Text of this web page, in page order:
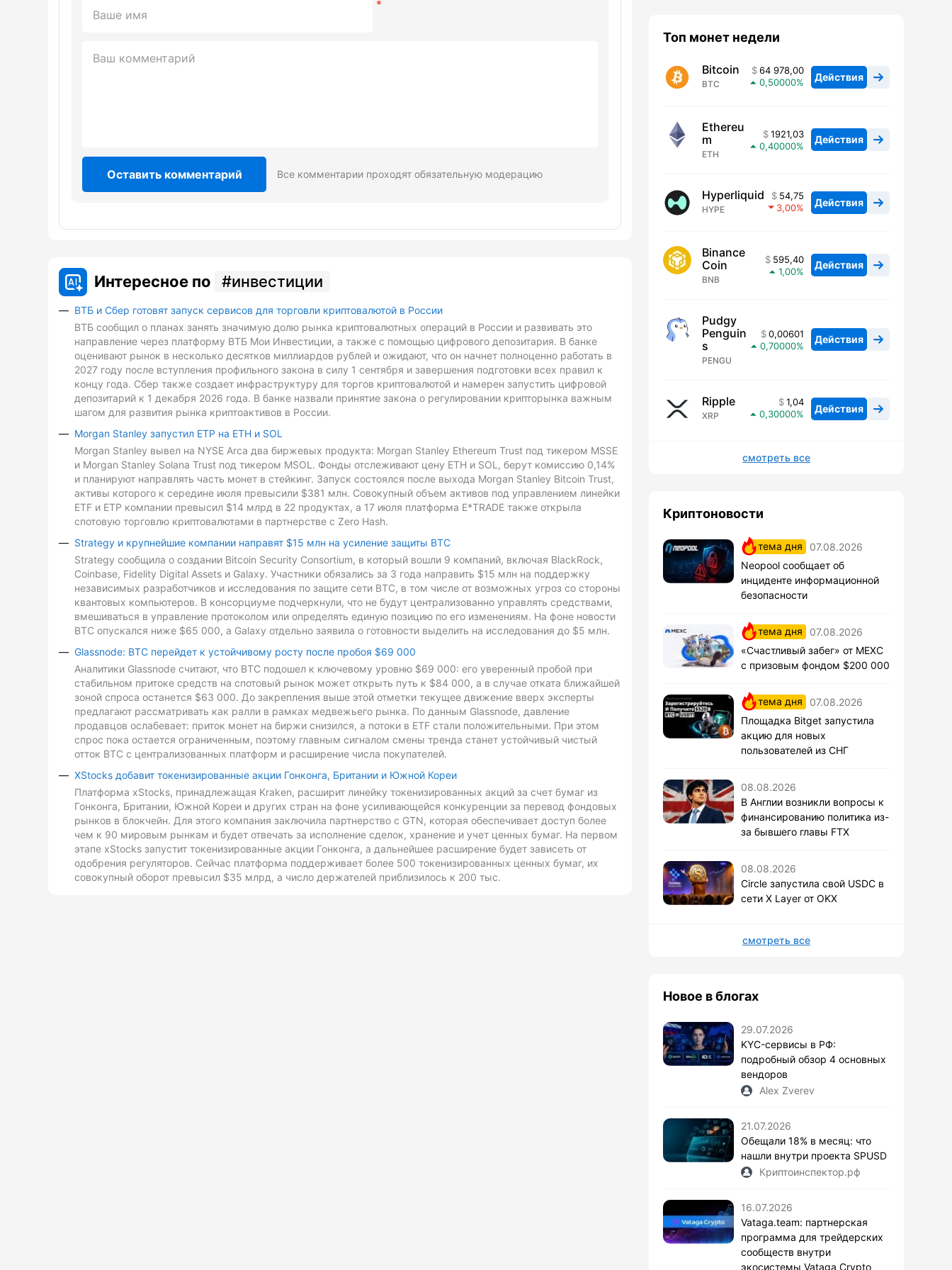
Оставить комментарий Все комментарии проходят обязательную модерацию
Интересное по инвестиции
ВТБ и Сбер готовят запуск сервисов для торговли криптовалютой в России
ВТБ сообщил о планах занять значимую долю рынка криптовалютных операций в России и развивать это
направление через платформу ВТБ Мои Инвестиции, а также с помощью цифрового депозитария. В банке
оценивают рынок в несколько десятков миллиардов рублей и ожидают, что он начнет полноценно работать в
2027 году после вступления профильного закона в силу 1 сентября и завершения подготовки всех правил к
концу года. Сбер также создает инфраструктуру для торгов криптовалютой и намерен запустить цифровой
депозитарий к 1 декабря 2026 года. В банке назвали принятие закона о регулировании крипторынка важным
шагом для развития рынка криптоактивов в России.
Morgan Stanley запустил ETP на ETH и SOL
Morgan Stanley вывел на NYSE Arca два биржевых продукта: Morgan Stanley Ethereum Trust под тикером MSSE
и Morgan Stanley Solana Trust под тикером MSOL. Фонды отслеживают цену ETH и SOL, берут комиссию 0,14%
и планируют направлять часть монет в стейкинг. Запуск состоялся после выхода Morgan Stanley Bitcoin Trust,
активы которого к середине июля превысили $381 млн. Совокупный объем активов под управлением линейки
ETF и ETP компании превысил $14 млрд в 22 продуктах, а 17 июля платформа E*TRADE также открыла
спотовую торговлю криптовалютами в партнерстве с Zero Hash.
Strategy и крупнейшие компании направят $15 млн на усиление защиты BTC
Strategy сообщила о создании Bitcoin Security Consortium, в который вошли 9 компаний, включая BlackRock,
Coinbase, Fidelity Digital Assets и Galaxy. Участники обязались за 3 года направить $15 млн на поддержку
независимых разработчиков и исследования по защите сети BTC, в том числе от возможных угроз со стороны
квантовых компьютеров. В консорциуме подчеркнули, что не будут централизованно управлять средствами,
вмешиваться в управление протоколом или определять единую позицию по его изменениям. На фоне новости
BTC опускался ниже $65 000, а Galaxy отдельно заявила о готовности выделить на исследования до $5 млн.
Glassnode: BTC перейдет к устойчивому росту после пробоя $69 000
Аналитики Glassnode считают, что BTC подошел к ключевому уровню $69 000: его уверенный пробой при
стабильном притоке средств на спотовый рынок может открыть путь к $84 000, а в случае отката ближайшей
зоной спроса останется $63 000. До закрепления выше этой отметки текущее движение вверх эксперты
предлагают рассматривать как ралли в рамках медвежьего рынка. По данным Glassnode, давление
продавцов ослабевает: приток монет на биржи снизился, а потоки в ETF стали положительными. При этом
спрос пока остается ограниченным, поэтому главным сигналом смены тренда станет устойчивый чистый
отток BTC с централизованных платформ и расширение числа покупателей.
XStocks добавит токенизированные акции Гонконга, Британии и Южной Кореи
Платформа xStocks, принадлежащая Kraken, расширит линейку токенизированных акций за счет бумаг из
Гонконга, Британии, Южной Кореи и других стран на фоне усиливающейся конкуренции за перевод фондовых
рынков в блокчейн. Для этого компания заключила партнерство с GTN, которая обеспечивает доступ более
чем к 90 мировым рынкам и будет отвечать за исполнение сделок, хранение и учет ценных бумаг. На первом
этапе xStocks запустит токенизированные акции Гонконга, а дальнейшее расширение будет зависеть от
одобрения регуляторов. Сейчас платформа поддерживает более 500 токенизированных ценных бумаг, их
совокупный оборот превысил $35 млрд, а число держателей приблизилось к 200 тыс.
Топ монет недели
Bitcoin
BTC
64 978,00
0,50000
Действия
Ethereu
m
ETH
1921,03
0,40000
Действия
Hyperliquid
HYPE
54,75
3,00
Действия
Binance
Coin
BNB
595,40
1,00
Действия
Pudgy
Penguin
s
PENGU
0,00601
0,70000
Действия
Ripple
XRP
1,04
0,30000
Действия
смотреть все
Криптоновости
тема дня
07.08.2026
Neopool сообщает об
инциденте информационной
безопасности
тема дня
07.08.2026
«Счастливый забег» от MEXC
с призовым фондом $200 000
тема дня
07.08.2026
Площадка Bitget запустила
акцию для новых
пользователей из СНГ
08.08.2026
В Англии возникли вопросы к
финансированию политика из-
за бывшего главы FTX
08.08.2026
Circle запустила свой USDC в
сети X Layer от OKX
смотреть все
Новое в блогах
29.07.2026
KYC-сервисы в РФ:
подробный обзор 4 основных
вендоров
Alex Zverev
21.07.2026
Обещали 18% в месяц: что
нашли внутри проекта SPUSD
Криптоинспектор.рф
16.07.2026
Vataga.team: партнерская
программа для трейдерских
сообществ внутри
экосистемы Vataga Crypto